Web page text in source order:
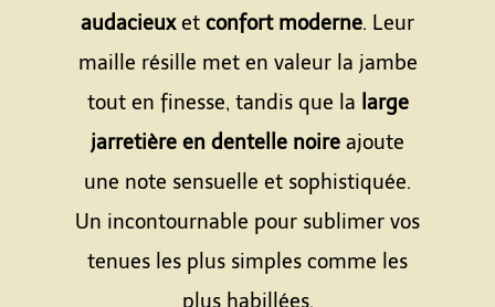
audacieuxet confort moderne. Leur
maille résille met en valeur la jambe
tout en finesse, tandis que la large
jarretière en dentelle noire ajoute
une note sensuelle et sophistiquée.
Un incontournable pour sublimer vos
tenues les plus simples comme les
plus habillées.